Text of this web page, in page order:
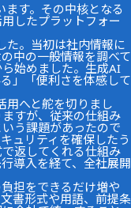
す。その中核となる
したプラットフォー
た。当初は社内情報に
中の一般情報を調べて
始めました。生成AI
」「便利さを体感して
用へと舵を切りまし
すが、従来の仕組み
う課題があったので
ュリティを確保したう
返してくれる仕組み
導入を経て、全社展開
担をできるだけ増や
書形式や用語、前提条